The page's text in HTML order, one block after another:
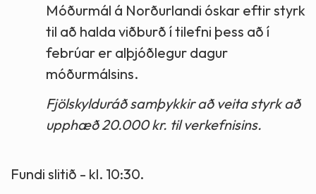
Móðurmál á Norðurlandi óskar eftir styrk
til að halda viðburð í tilefni þess að í
febrúar er alþjóðlegur dagur
móðurmálsins.
Fjölskylduráð samþykkir að veita styrk að
upphæð 20.000 kr. til verkefnisins.
Fundi slitið - kl. 10:30.